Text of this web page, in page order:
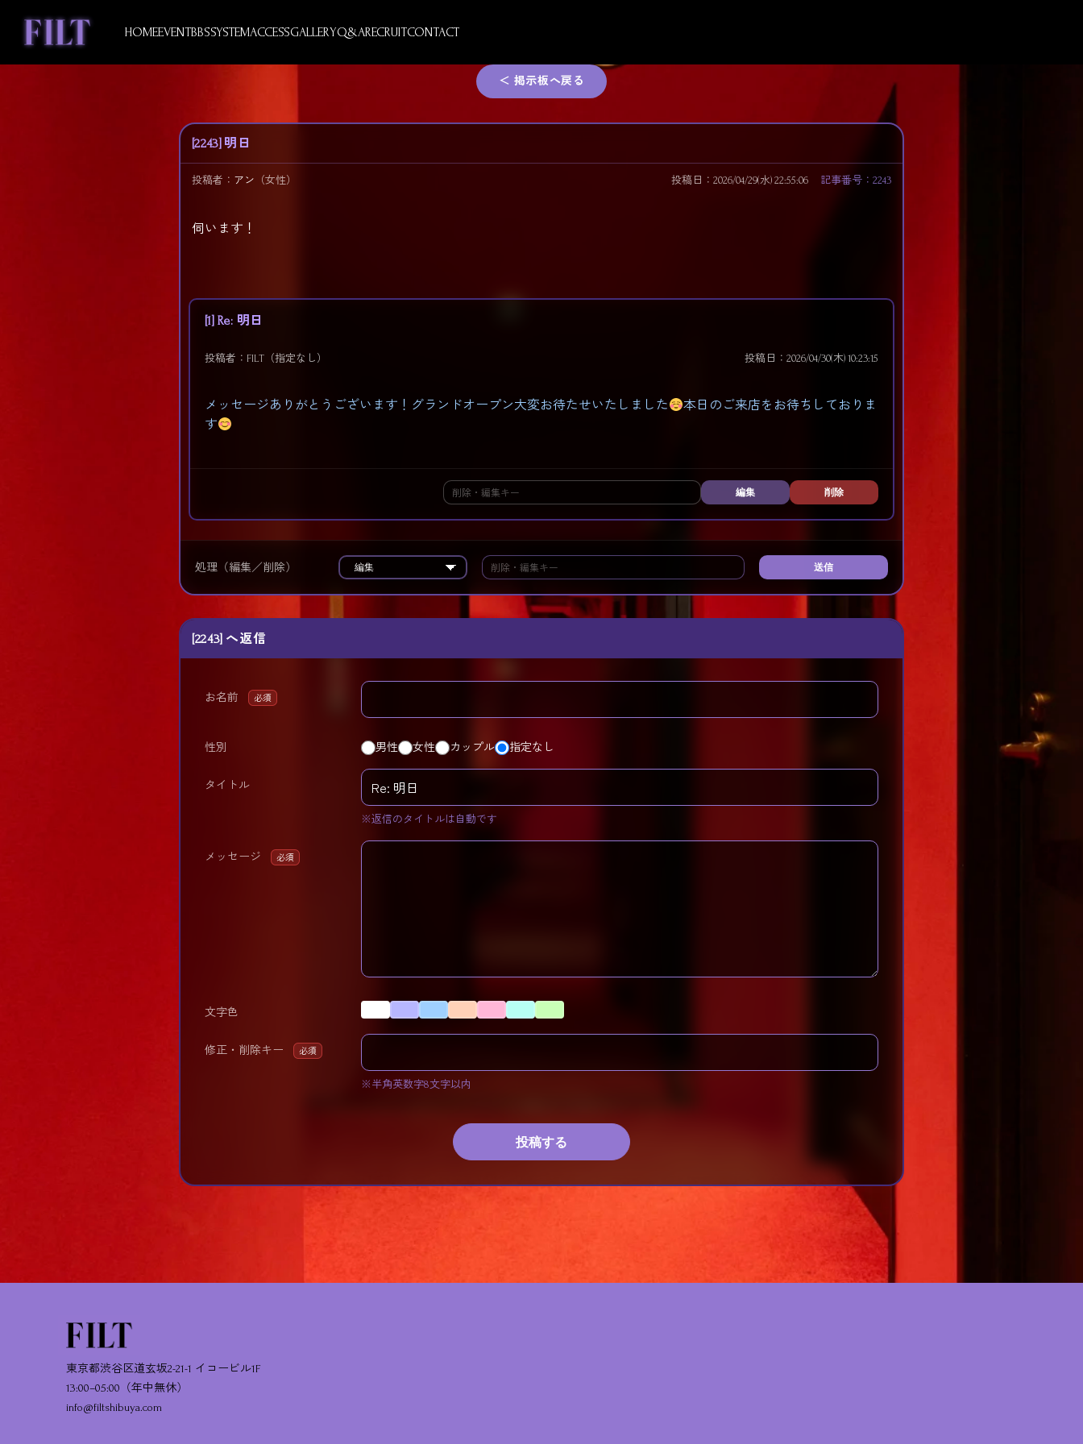
content
HOMEEVENTBBSSYSTEMACCESSGALLERYQ&ARECRUITCONTACT
＜ 掲示板へ戻る
[2243] 明日
投稿者： アン （女性） 投稿日：2026/04/29(水) 22:55:06 記事番号：2243
伺います！
[1] Re: 明日
投稿者：FILT（指定なし） 投稿日：2026/04/30(木) 10:23:15
メッセージありがとうございます！グランドオープン大変お待たせいたしました
本日のご来店をお待ちしておりま
す
編集 削除
処理（編集／削除） 送信
[2243] へ返信
お名前 必須
性別 男性 女性 カップル 指定なし
タイトル
※返信のタイトルは自動です
メッセージ 必須
文字色
修正・削除キー 必須
※半角英数字8文字以内
投稿する
東京都渋谷区道玄坂2-21-1 イコービル1F
13:00–05:00（年中無休）
info@filtshibuya.com